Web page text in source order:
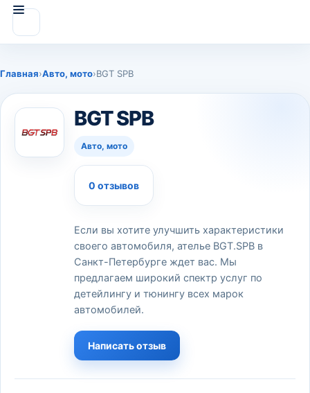
Главная›Авто, мото›BGT SPB
BGT SPB
Авто, мото
0 отзывов
Если вы хотите улучшить характеристики
своего автомобиля, ателье BGT.SPB в
Санкт-Петербурге ждет вас. Мы
предлагаем широкий спектр услуг по
детейлингу и тюнингу всех марок
автомобилей.
Написать отзыв